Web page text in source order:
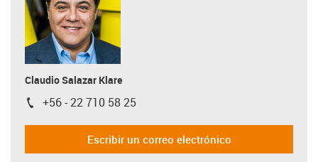
Claudio Salazar Klare
igus-icon-phone
+56 - 22 710 58 25
Escribir un correo electrónico